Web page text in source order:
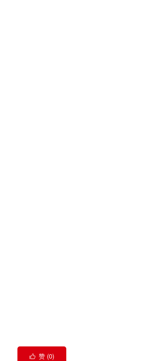
 赞 (0)